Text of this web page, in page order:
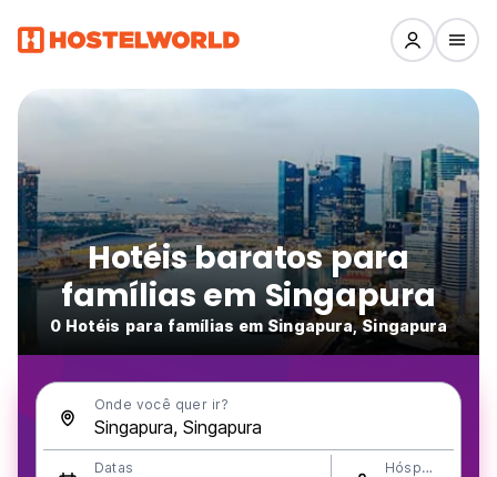
Hotéis baratos para
famílias em Singapura
0 Hotéis para famílias em Singapura, Singapura
Onde você quer ir?
Datas Hóspedes